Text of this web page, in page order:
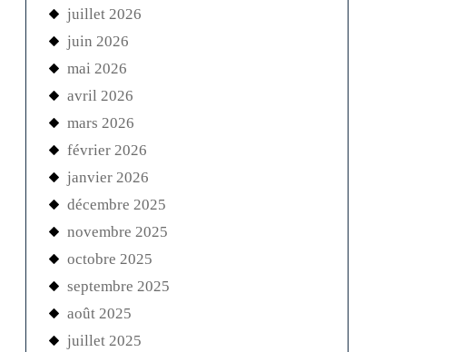
juillet 2026
juin 2026
mai 2026
avril 2026
mars 2026
février 2026
janvier 2026
décembre 2025
novembre 2025
octobre 2025
septembre 2025
août 2025
juillet 2025